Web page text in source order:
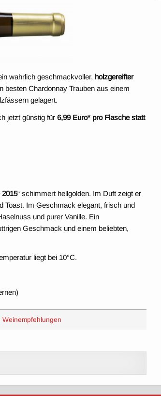
wahrlich geschmackvoller, holzgereifter
Chardonnay Trauben aus einem
gelagert.
jetzt günstig für6,99 Euro* pro Flasche statt
2015“ schimmert hellgolden. Im Duft zeigt er
Toast. Im Geschmack elegant, frisch und
und purer Vanille. Ein
Geschmack und einem beliebten,
liegt bei 10°C.
Weinempfehlungen